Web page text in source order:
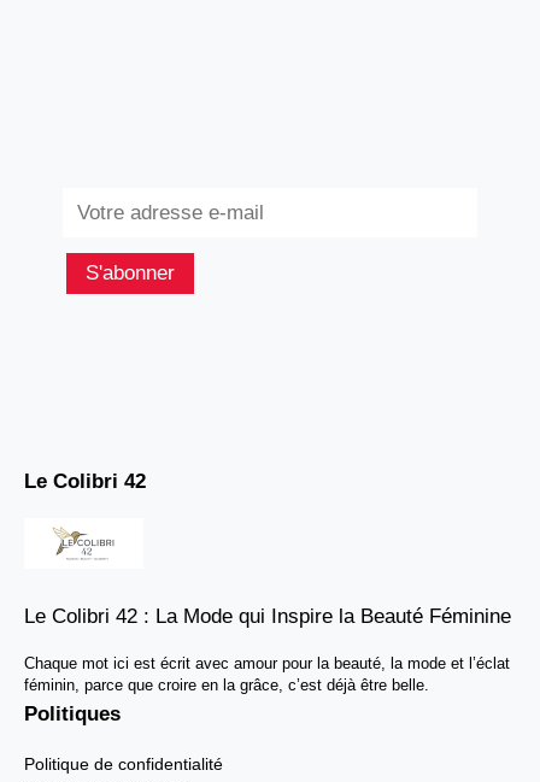
S'abonner
Le Colibri 42
Le Colibri 42 : La Mode qui Inspire la Beauté Féminine
Chaque mot ici est écrit avec amour pour la beauté, la mode et l’éclat
féminin, parce que croire en la grâce, c’est déjà être belle.
Politiques
Politique de confidentialité